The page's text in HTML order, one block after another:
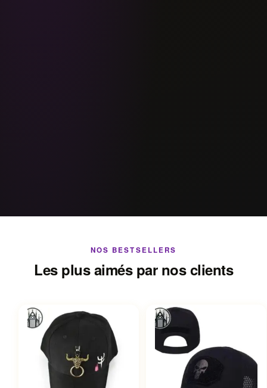
NOS BESTSELLERS
Les plus aimés par nos clients